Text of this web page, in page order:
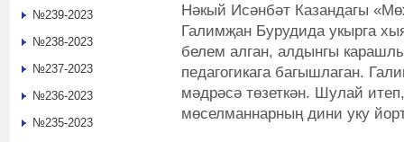
Нәкый Исәнбәт Казандагы
Галимҗан Бурудида укырга
белем алган, алдынгы
педагогикага багышлаган.
мәдрәсә төзеткән. Шулай
мөселманнарның дини уку
№239-2023
№238-2023
№237-2023
№236-2023
№235-2023